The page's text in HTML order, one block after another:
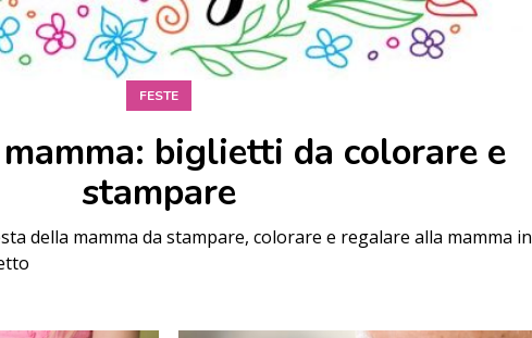
FESTE
biglietti da colorare e
stampare
della mamma da stampare, colorare e regalare alla mamma in